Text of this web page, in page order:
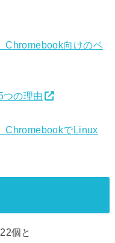
Chromebook向けのベ
の理由
ChromebookでLinux
個と